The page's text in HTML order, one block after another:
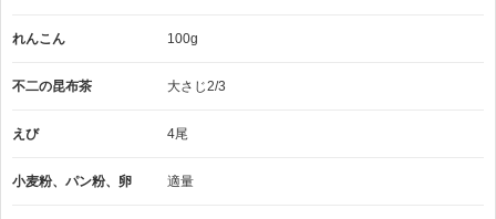
れんこん 100g
不二の昆布茶 大さじ2/3
えび 4尾
小麦粉、パン粉、卵 適量